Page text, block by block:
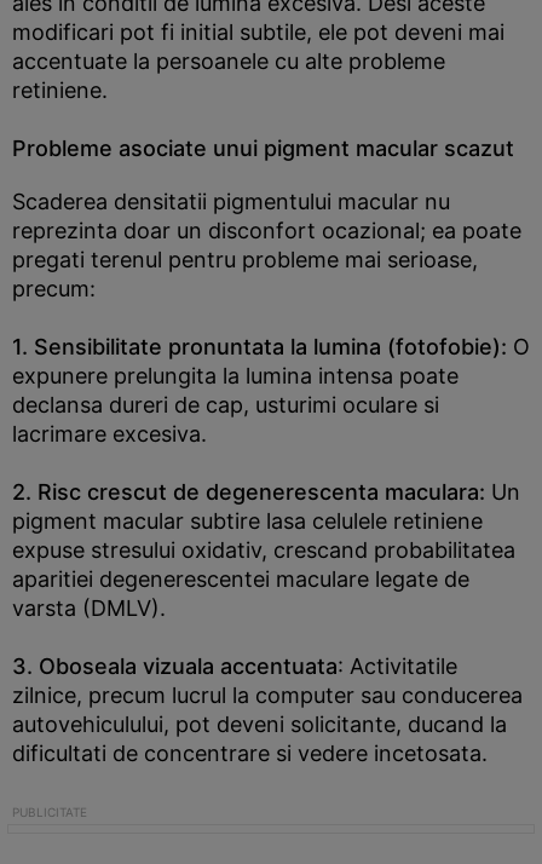
modificari pot fi initial subtile, ele pot deveni mai
accentuate la persoanele cu alte probleme
retiniene.
Probleme asociate unui pigment macular scazut
Scaderea densitatii pigmentului macular nu
reprezinta doar un disconfort ocazional; ea poate
pregati terenul pentru probleme mai serioase,
precum:
1. Sensibilitate pronuntata la lumina (fotofobie): O
expunere prelungita la lumina intensa poate
declansa dureri de cap, usturimi oculare si
lacrimare excesiva.
2. Risc crescut de degenerescenta maculara: Un
pigment macular subtire lasa celulele retiniene
expuse stresului oxidativ, crescand probabilitatea
aparitiei degenerescentei maculare legate de
varsta (DMLV).
3. Oboseala vizuala accentuata: Activitatile
zilnice, precum lucrul la computer sau conducerea
autovehiculului, pot deveni solicitante, ducand la
dificultati de concentrare si vedere incetosata.